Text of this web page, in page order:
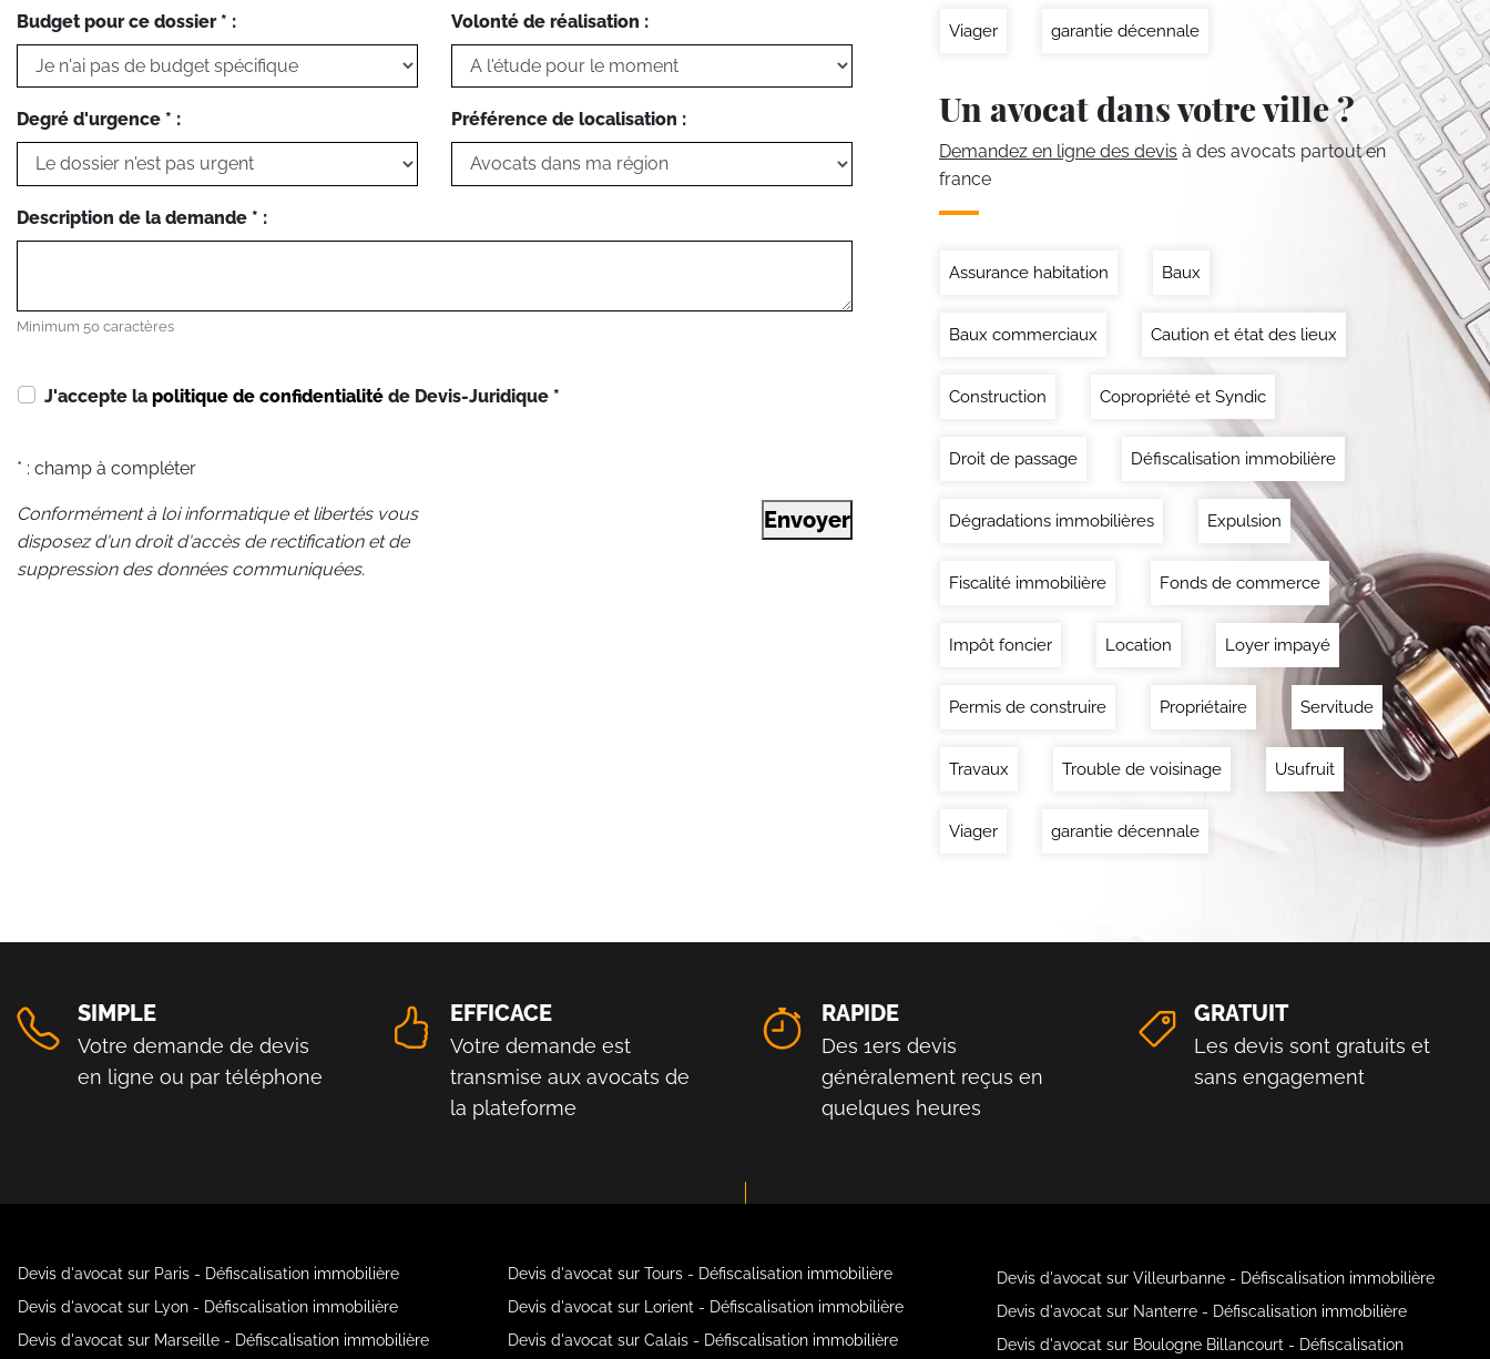
Budget pour ce dossier * : Volonté de réalisation :
Degré d'urgence * : Préférence de localisation :
Description de la demande * :
Minimum 50 caractères
J'accepte la politique de confidentialité de Devis-Juridique *
* : champ à compléter
Conformément à loi informatique et libertés vous
disposez d'un droit d'accès de rectification et de
suppression des données communiquées.
Envoyer
Viager garantie décennale
Un avocat dans votre ville ?
Demandez en ligne des devis à des avocats partout en
france
Assurance habitation Baux
Baux commerciaux Caution et état des lieux
Construction Copropriété et Syndic
Droit de passage Défiscalisation immobilière
Dégradations immobilières Expulsion
Fiscalité immobilière Fonds de commerce
Impôt foncier Location Loyer impayé
Permis de construire Propriétaire Servitude
Travaux Trouble de voisinage Usufruit
Viager garantie décennale
SIMPLE
Votre demande de devis
en ligne ou par téléphone
EFFICACE
Votre demande est
transmise aux avocats de
la plateforme
RAPIDE
Des 1ers devis
généralement reçus en
quelques heures
GRATUIT
Les devis sont gratuits et
sans engagement
Devis d'avocat sur Paris - Défiscalisation immobilière
Devis d'avocat sur Lyon - Défiscalisation immobilière
Devis d'avocat sur Marseille - Défiscalisation immobilière
Devis d'avocat sur Tours - Défiscalisation immobilière
Devis d'avocat sur Lorient - Défiscalisation immobilière
Devis d'avocat sur Calais - Défiscalisation immobilière
Devis d'avocat sur Villeurbanne - Défiscalisation immobilière
Devis d'avocat sur Nanterre - Défiscalisation immobilière
Devis d'avocat sur Boulogne Billancourt - Défiscalisation